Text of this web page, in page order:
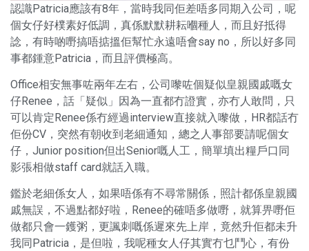
認識Patricia應該有8年，當時我同佢差唔多同期入公司，呢
個女仔好樸素好低調，真係默默耕耘嗰種人，而且好抵得
諗，有時啲嘢搞唔掂搵佢幫忙永遠唔會say no，所以好多同
事都鍾意Patricia，而且評價極高。
Office相安無事咗兩年左右，公司嚟咗個疑似皇親國戚嘅女
仔Renee，話「疑似」因為一直都冇證實，亦冇人敢問，只
可以肯定Renee係冇經過interview直接就入嚟做，HR都話冇
佢份CV，突然有朝收到老細通知，總之人事部要請呢個女
仔，Junior position但出Senior嘅人工，簡單填出糧戶口同
影張相做staff card就話入職。
鑑於老細係女人，如果唔係有不尋常關係，照計都係皇親國
戚無誤，不過點都好啦，Renee的確唔多做嘢，就算畀嘢佢
做都只會一鑊粥，更諷刺嘅係遲來先上岸，竟然升佢都未升
我同Patricia，是但啦，我呢種女人仔其實冇乜鬥心，有份